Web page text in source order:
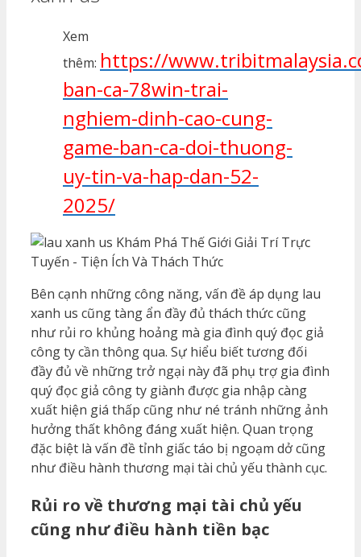
Xem
thêm: https://
ban-ca-78win-trai-
nghiem-dinh-cao-cung-
game-ban-ca-doi-thuong-
uy-tin-va-hap-dan-52-
2025/
Bên cạnh những công năng, vấn đề áp dụng lau
xanh us cũng tàng ẩn đầy đủ thách thức cũng
như rủi ro khủng hoảng mà gia đình quý đọc giả
công ty cần thông qua. Sự hiểu biết tương đối
đầy đủ về những trở ngại này đã phụ trợ gia đình
quý đọc giả công ty giành được gia nhập càng
xuất hiện giá thấp cũng như né tránh những ảnh
hưởng thất không đáng xuất hiện. Quan trọng
đặc biệt là vấn đề tỉnh giấc táo bị ngoạm dở cũng
như điều hành thương mại tài chủ yếu thành cục.
Rủi ro về thương mại tài chủ yếu
cũng như điều hành tiền bạc